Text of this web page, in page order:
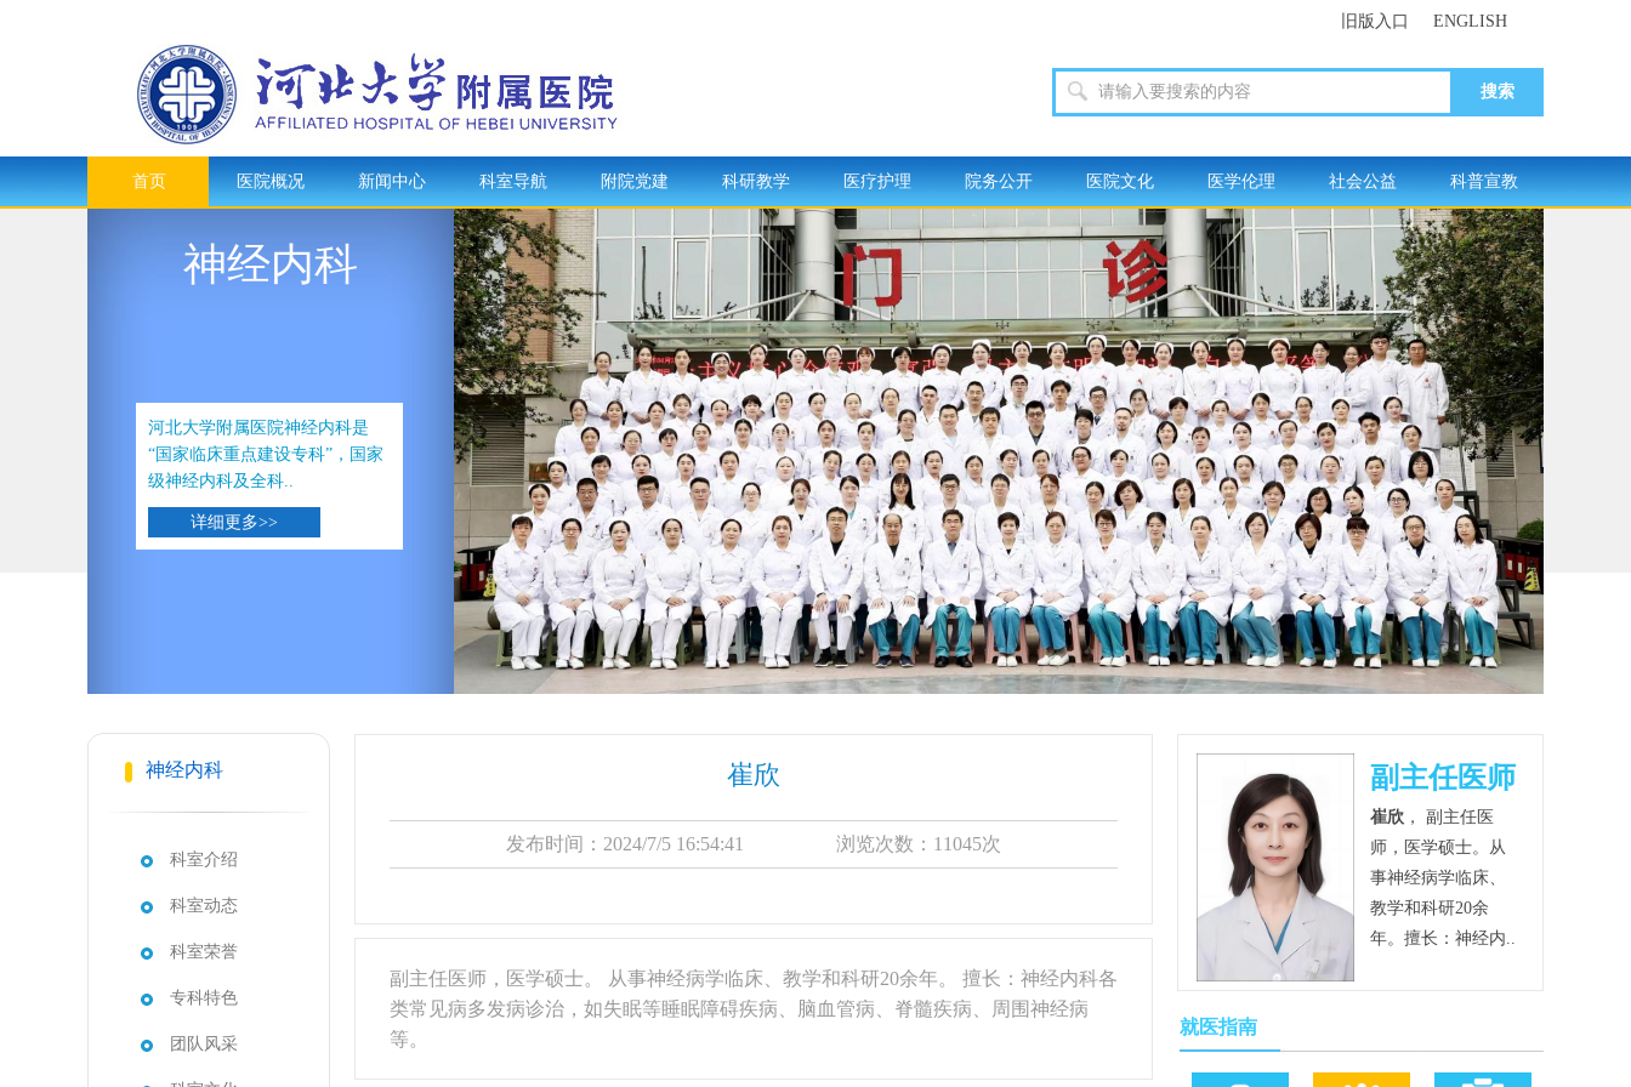
旧版入口 ENGLISH
请输入要搜索的内容
首页 医院概况 新闻中心 科室导航 附院党建 科研教学 医疗护理 院务公开 医院文化 医学伦理 社会公益 科普宣教
神经内科
河北大学附属医院神经内科是
“国家临床重点建设专科”，国家
级神经内科及全科..
详细更多>>
神经内科
科室介绍
科室动态
科室荣誉
专科特色
团队风采
崔欣
发布时间：2024/7/5 16:54:41 浏览次数：11045次
副主任医师，医学硕士。 从事神经病学临床、教学和科研20余年。 擅长：神经内科各
类常见病多发病诊治，如失眠等睡眠障碍疾病、脑血管病、脊髓疾病、周围神经病
等。
副主任医师
崔欣 ， 副主任医
师，医学硕士。从
事神经病学临床、
教学和科研20余
年。擅长：神经内..
就医指南